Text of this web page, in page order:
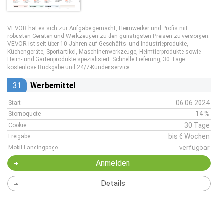
VEVOR hat es sich zur Aufgabe gemacht, Heimwerker und Profis mit
robusten Geräten und Werkzeugen zu den günstigsten Preisen zu versorgen.
VEVOR ist seit über 10 Jahren auf Geschäfts- und Industrieprodukte,
Küchengeräte, Sportartikel, Maschinenwerkzeuge, Heimtierprodukte sowie
Heim- und Gartenprodukte spezialisiert. Schnelle Lieferung, 30 Tage
kostenlose Rückgabe und 24/7-Kundenservice.
31 Werbemittel
Start 06.06.2024
Stornoquote 14 %
Cookie 30 Tage
Freigabe bis 6 Wochen
Mobil-Landingpage verfügbar
Anmelden
Details